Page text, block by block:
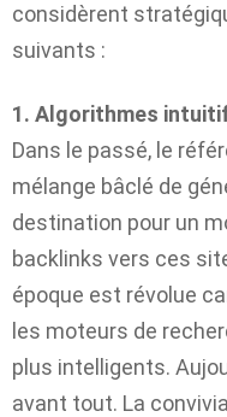
considèrent
suivants :
1. Algorithmes
Dans le passé, le
mélange bâclé de
destination pour un
backlinks vers ces
époque est révolue
les moteurs de
plus intelligents.
avant tout. La